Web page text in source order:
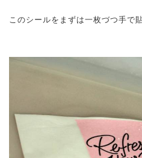
このシールをまずは一枚づつ手で